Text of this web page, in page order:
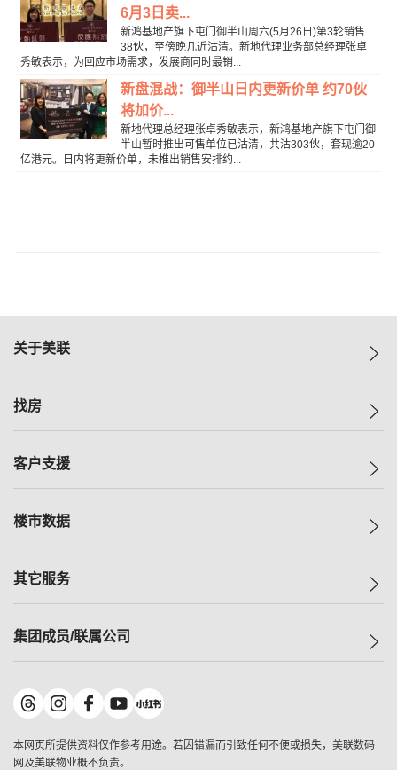
6月3日卖...
新鸿基地产旗下屯门御半山周六(5月26日)第3轮销售
38伙，至傍晚几近沽清。新地代理业务部总经理张卓
秀敏表示，为回应市场需求，发展商同时最销...
新盘混战：御半山日内更新价单 约70伙
将加价...
新地代理总经理张卓秀敏表示，新鸿基地产旗下屯门御
半山暂时推出可售单位已沽清，共沽303伙，套现逾20
亿港元。日内将更新价单，未推出销售安排约...
关于美联
美联集团
人才招募
找房
一手新房
减价
美联豪宅
独家楼盘
租房
客户支援
自助放盘
查询热线
按揭计算机
负担能力计算机
转按计算机
缴款方式
楼市数据
指数
历史成交
小区成交排行榜
地区百科
其它服务
小区专页
美联精英会
美善会
集团成员/联属公司
美联物业
鋑联控股*
美联工商铺*
美联中国
本网页所提供资料仅作参考用途。若因错漏而引致任何不便或损失，美联数码
网及美联物业概不负责。